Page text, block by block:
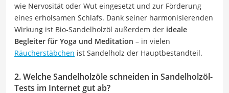
wie Nervosität oder Wut eingesetzt und zur Förderung
eines erholsamen Schlafs. Dank seiner harmonisierenden
Wirkung ist Bio-Sandelholzöl außerdem der ideale
Begleiter für Yoga und Meditation – in vielen
Räucherstäbchen ist Sandelholz der Hauptbestandteil.
2. Welche Sandelholzöle schneiden in Sandelholzöl-
Tests im Internet gut ab?